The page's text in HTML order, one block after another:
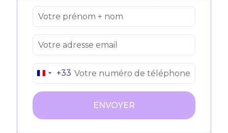
France
+33